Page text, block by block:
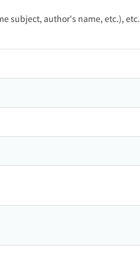
subject, author's name, etc.), etc.